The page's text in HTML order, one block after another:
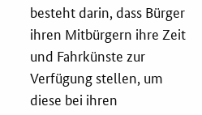
besteht darin, dass Bürger
ihren Mitbürgern ihre Zeit
und Fahrkünste zur
Verfügung stellen, um
diese bei ihren